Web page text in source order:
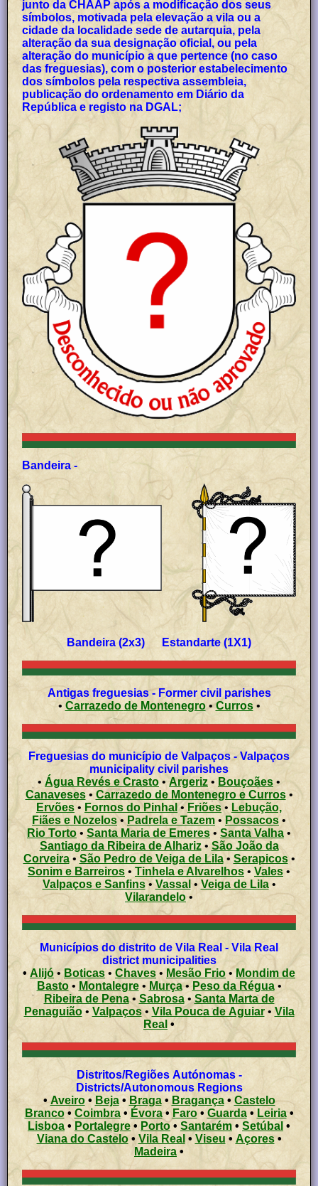
junto da CHAAP após a modificação dos seus
símbolos, motivada pela elevação a vila ou a
cidade da localidade sede de autarquia, pela
alteração da sua designação oficial, ou pela
alteração do município a que pertence (no caso
das freguesias), com o posterior estabelecimento
dos símbolos pela respectiva assembleia,
publicação do ordenamento em Diário da
República e registo na DGAL;
Bandeira -
Bandeira (2x3) Estandarte (1X1)
Antigas freguesias - Former civil parishes
•
Carrazedo de Montenegro•Curros•
Freguesias do município de Valpaços - Valpaços
municipality civil parishes
• Água Revés e Crasto•Argeriz• Bouçoães •
Canaveses• Carrazedo de Montenegro e Curros •
Ervões • Fornos do Pinhal • Friões • Lebução,
Fiães e Nozelos • Padrela e Tazem • Possacos•
Rio Torto • Santa Maria de Emeres • Santa Valha •
Santiago da Ribeira de Alhariz• São João da
Corveira• São Pedro de Veiga de Lila• Serapicos•
Sonim e Barreiros •Tinhela e Alvarelhos • Vales •
Valpaços e Sanfins•Vassal • Veiga de Lila•
Vilarandelo •
Municípios do distrito de Vila Real - Vila Real
district municipalities
• Alijó • Boticas • Chaves • Mesão Frio •Mondim de
Basto• Montalegre• Murça•Peso da Régua•
Ribeira de Pena•Sabrosa• Santa Marta de
Penaguião• Valpaços• Vila Pouca de Aguiar• Vila
Real •
Distritos/Regiões Autónomas -
Districts/Autonomous Regions
•Aveiro• Beja• Braga•Bragança• Castelo
Branco•Coimbra• Évora• Faro• Guarda• Leiria•
Lisboa • Portalegre • Porto • Santarém• Setúbal •
Viana do Castelo• Vila Real • Viseu • Açores •
Madeira •